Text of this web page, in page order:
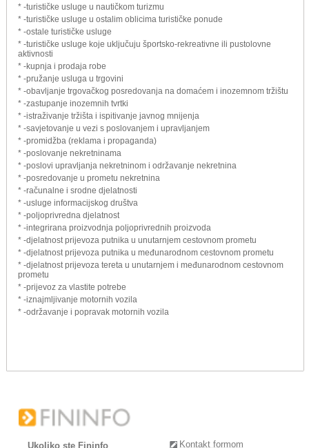
* -turističke usluge u nautičkom turizmu
* -turističke usluge u ostalim oblicima turističke ponude
* -ostale turističke usluge
* -turističke usluge koje uključuju športsko-rekreativne ili pustolovne
aktivnosti
* -kupnja i prodaja robe
* -pružanje usluga u trgovini
* -obavljanje trgovačkog posredovanja na domaćem i inozemnom tržištu
* -zastupanje inozemnih tvrtki
* -istraživanje tržišta i ispitivanje javnog mnijenja
* -savjetovanje u vezi s poslovanjem i upravljanjem
* -promidžba (reklama i propaganda)
* -poslovanje nekretninama
* -poslovi upravljanja nekretninom i održavanje nekretnina
* -posredovanje u prometu nekretnina
* -računalne i srodne djelatnosti
* -usluge informacijskog društva
* -poljoprivredna djelatnost
* -integrirana proizvodnja poljoprivrednih proizvoda
* -djelatnost prijevoza putnika u unutarnjem cestovnom prometu
* -djelatnost prijevoza putnika u međunarodnom cestovnom prometu
* -djelatnost prijevoza tereta u unutarnjem i međunarodnom cestovnom
prometu
* -prijevoz za vlastite potrebe
* -iznajmljivanje motornih vozila
* -održavanje i popravak motornih vozila
Ukoliko ste Fininfo
Kontakt formom